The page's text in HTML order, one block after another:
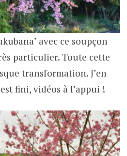
avec ce soupçon
particulier. Toute cette
transformation. J’en
fini, vidéos à l’appui !